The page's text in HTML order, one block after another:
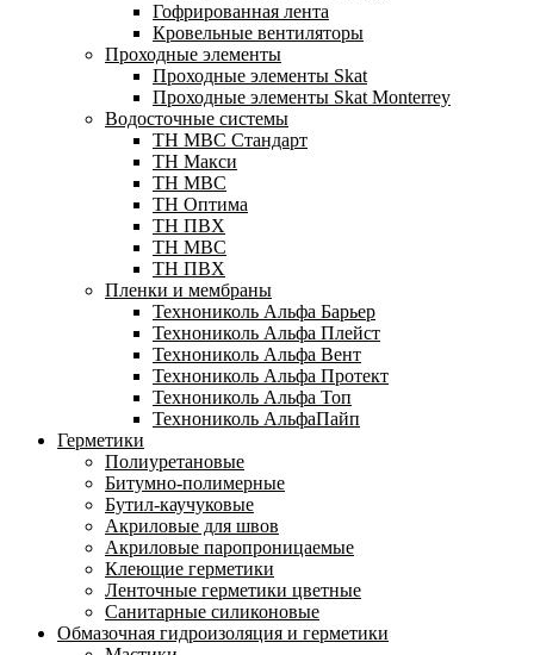
Гофрированная лента
Кровельные вентиляторы
Проходные элементы
Проходные элементы Skat
Проходные элементы Skat Monterrey
Водосточные системы
TH MBC Стандарт
TH Макси
TH МВС
TH Оптима
TH ПВХ
ТН МВС
ТН ПВХ
Пленки и мембраны
Технониколь Альфа Барьер
Технониколь Альфа Плейст
Технониколь Альфа Вент
Технониколь Альфа Протект
Технониколь Альфа Топ
Технониколь АльфаПайп
Герметики
Полиуретановые
Битумно-полимерные
Бутил-каучуковые
Акриловые для швов
Акриловые паропроницаемые
Клеющие герметики
Ленточные герметики цветные
Санитарные силиконовые
Обмазочная гидроизоляция и герметики